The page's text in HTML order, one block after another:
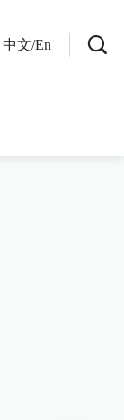
中文/En